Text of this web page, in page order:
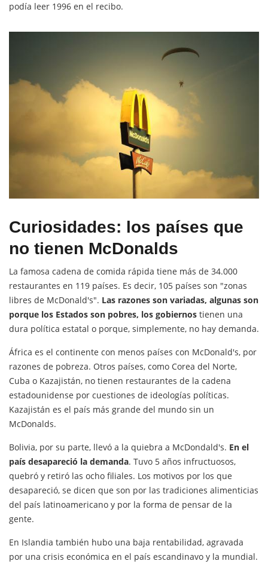
podía leer 1996 en el recibo.
Curiosidades: los países que
no tienen McDonalds
La famosa cadena de comida rápida tiene más de 34.000
restaurantes en 119 países. Es decir, 105 países son "zonas
libres de McDonald's". Las razones son variadas, algunas son
porque los Estados son pobres, los gobiernos tienen una
dura política estatal o porque, simplemente, no hay demanda.
África es el continente con menos países con McDonald's, por
razones de pobreza. Otros países, como Corea del Norte,
Cuba o Kazajistán, no tienen restaurantes de la cadena
estadounidense por cuestiones de ideologías políticas.
Kazajistán es el país más grande del mundo sin un
McDonalds.
Bolivia, por su parte, llevó a la quiebra a McDondald's. En el
país desapareció la demanda. Tuvo 5 años infructuosos,
quebró y retiró las ocho filiales. Los motivos por los que
desapareció, se dicen que son por las tradiciones alimenticias
del país latinoamericano y por la forma de pensar de la
gente.
En Islandia también hubo una baja rentabilidad, agravada
por una crisis económica en el país escandinavo y la mundial.